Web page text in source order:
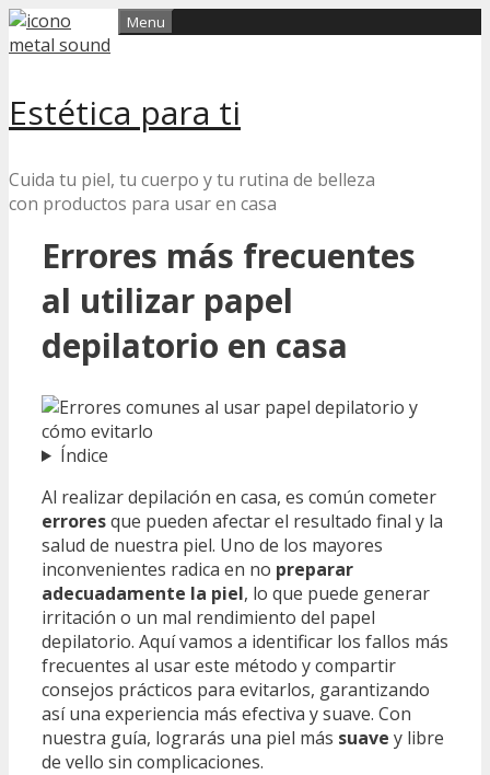
Skip
to
Estética para ti
Cuida tu piel, tu cuerpo y tu rutina de belleza
con productos para usar en casa
Menu
Errores más frecuentes
al utilizar papel
depilatorio en casa
Índice
Al realizar depilación en casa, es común cometer
erroresque pueden afectar el resultado final y la
salud de nuestra piel. Uno de los mayores
inconvenientes radica en no preparar
adecuadamente la piel, lo que puede generar
irritación o un mal rendimiento del papel
depilatorio. Aquí vamos a identificar los fallos más
frecuentes al usar este método y compartir
consejos prácticos para evitarlos, garantizando
así una experiencia más efectiva y suave. Con
nuestra guía, lograrás una piel más suave y libre
de vello sin complicaciones.